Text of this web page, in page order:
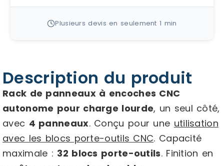
Plusieurs devis en seulement 1 min
Description du produit
Rack de panneaux à encoches CNC
autonome pour charge lourde, un seul côté,
avec 4 panneaux. Conçu pour une utilisation
avec les blocs porte-outils CNC. Capacité
maximale : 32 blocs porte-outils. Finition en